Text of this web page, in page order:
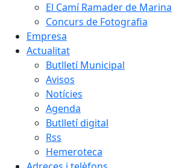
El Camí Ramader de Marina
Concurs de Fotografia
Empresa
Actualitat
Butlletí Municipal
Avisos
Notícies
Agenda
Butlletí digital
Rss
Hemeroteca